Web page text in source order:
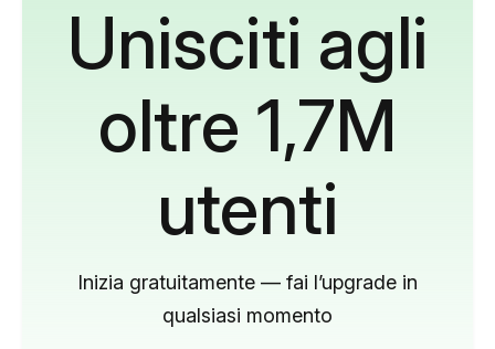
Unisciti agli
oltre 1,7M
utenti
Inizia gratuitamente — fai l’upgrade in
qualsiasi momento